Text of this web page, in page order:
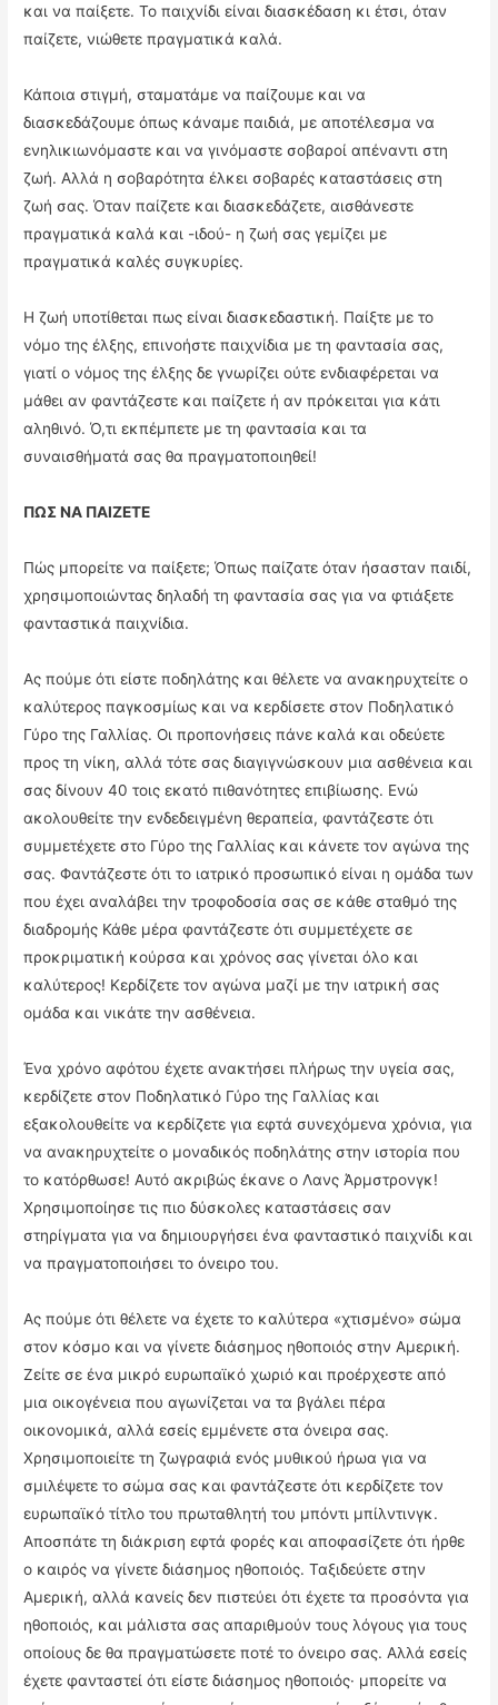
και να παίξετε. Το παιχνίδι είναι διασκέδαση κι έτσι, όταν
παίζετε, νιώθετε πραγματικά καλά.
Κάποια στιγμή, σταματάμε να παίζουμε και να
διασκεδάζουμε όπως κάναμε παιδιά, με αποτέλεσμα να
ενηλικιωνόμαστε και να γινόμαστε σοβαροί απέναντι στη
ζωή. Αλλά η σοβαρότητα έλκει σοβαρές καταστάσεις στη
ζωή σας. Όταν παίζετε και διασκεδάζετε, αισθάνεστε
πραγματικά καλά και -ιδού- η ζωή σας γεμίζει με
πραγματικά καλές συγκυρίες.
Η ζωή υποτίθεται πως είναι διασκεδαστική. Παίξτε με το
νόμο της έλξης, επινοήστε παιχνίδια με τη φαντασία σας,
γιατί ο νόμος της έλξης δε γνωρίζει ούτε ενδιαφέρεται να
μάθει αν φαντάζεστε και παίζετε ή αν πρόκειται για κάτι
αληθινό. Ό,τι εκπέμπετε με τη φαντασία και τα
συναισθήματά σας θα πραγματοποιηθεί!
ΠΩΣ ΝΑ ΠΑΙΖΕΤΕ
Πώς μπορείτε να παίξετε; Όπως παίζατε όταν ήσασταν παιδί,
χρησιμοποιώντας δηλαδή τη φαντασία σας για να φτιάξετε
φανταστικά παιχνίδια.
Ας πούμε ότι είστε ποδηλάτης και θέλετε να ανακηρυχτείτε ο
καλύτερος παγκοσμίως και να κερδίσετε στον Ποδηλατικό
Γύρο της Γαλλίας. Οι προπονήσεις πάνε καλά και οδεύετε
προς τη νίκη, αλλά τότε σας διαγιγνώσκουν μια ασθένεια και
σας δίνουν 40 τοις εκατό πιθανότητες επιβίωσης. Ενώ
ακολουθείτε την ενδεδειγμένη θεραπεία, φαντάζεστε ότι
συμμετέχετε στο Γύρο της Γαλλίας και κάνετε τον αγώνα της
σας. Φαντάζεστε ότι το ιατρικό προσωπικό είναι η ομάδα των
που έχει αναλάβει την τροφοδοσία σας σε κάθε σταθμό της
διαδρομής Κάθε μέρα φαντάζεστε ότι συμμετέχετε σε
προκριματική κούρσα και χρόνος σας γίνεται όλο και
καλύτερος! Κερδίζετε τον αγώνα μαζί με την ιατρική σας
ομάδα και νικάτε την ασθένεια.
Ένα χρόνο αφότου έχετε ανακτήσει πλήρως την υγεία σας,
κερδίζετε στον Ποδηλατικό Γύρο της Γαλλίας και
εξακολουθείτε να κερδίζετε για εφτά συνεχόμενα χρόνια, για
να ανακηρυχτείτε ο μοναδικός ποδηλάτης στην ιστορία που
το κατόρθωσε! Αυτό ακριβώς έκανε ο Λανς Άρμστρονγκ!
Χρησιμοποίησε τις πιο δύσκολες καταστάσεις σαν
στηρίγματα για να δημιουργήσει ένα φανταστικό παιχνίδι και
να πραγματοποιήσει το όνειρο του.
Ας πούμε ότι θέλετε να έχετε το καλύτερα «χτισμένο» σώμα
στον κόσμο και να γίνετε διάσημος ηθοποιός στην Αμερική.
Ζείτε σε ένα μικρό ευρωπαϊκό χωριό και προέρχεστε από
μια οικογένεια που αγωνίζεται να τα βγάλει πέρα
οικονομικά, αλλά εσείς εμμένετε στα όνειρα σας.
Χρησιμοποιείτε τη ζωγραφιά ενός μυθικού ήρωα για να
σμιλέψετε το σώμα σας και φαντάζεστε ότι κερδίζετε τον
ευρωπαϊκό τίτλο του πρωταθλητή του μπόντι μπίλντινγκ.
Αποσπάτε τη διάκριση εφτά φορές και αποφασίζετε ότι ήρθε
ο καιρός να γίνετε διάσημος ηθοποιός. Ταξιδεύετε στην
Αμερική, αλλά κανείς δεν πιστεύει ότι έχετε τα προσόντα για
ηθοποιός, και μάλιστα σας απαριθμούν τους λόγους για τους
οποίους δε θα πραγματώσετε ποτέ το όνειρο σας. Αλλά εσείς
έχετε φανταστεί ότι είστε διάσημος ηθοποιός· μπορείτε να